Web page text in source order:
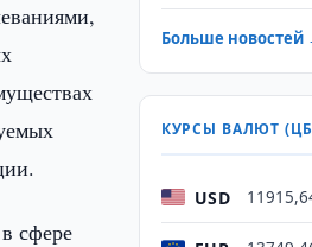
сфере
Больше новостей
КУРСЫ ВАЛЮТ (ЦБ,
USD